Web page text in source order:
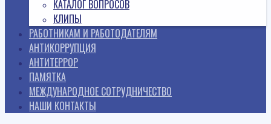
КАТАЛОГ ВОПРОСОВ
КЛИПЫ
РАБОТНИКАМ И РАБОТОДАТЕЛЯМ
АНТИКОРРУПЦИЯ
АНТИТЕРРОР
ПАМЯТКА
МЕЖДУНАРОДНОЕ СОТРУДНИЧЕСТВО
НАШИ КОНТАКТЫ